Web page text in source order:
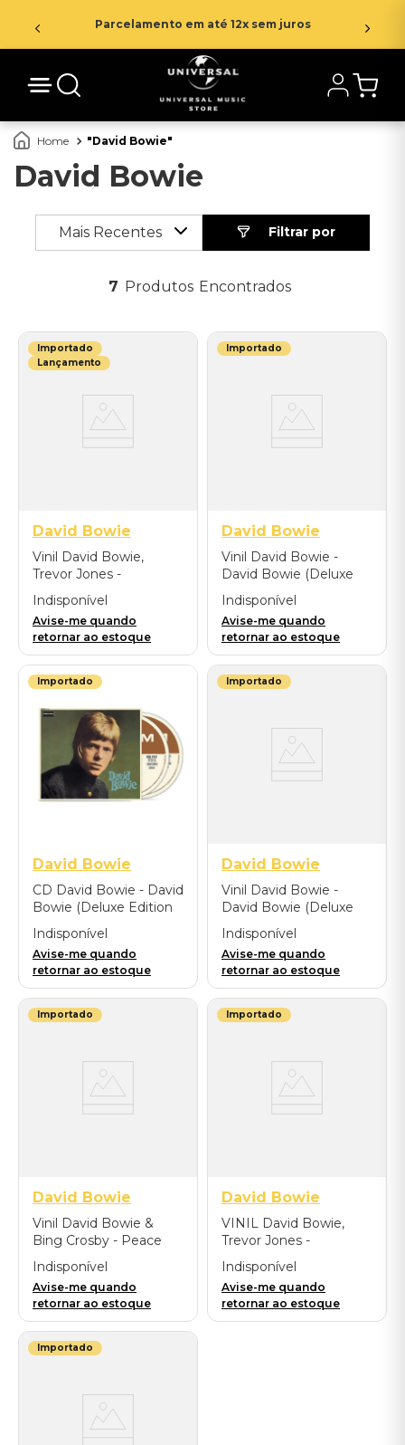
Parcelamento em até 12x sem juros
David Bowie
David Bowie
Mais Recentes
7 Produtos
Importado
Lançamento
David Bowie
Vinil David Bowie,
Trevor Jones -
Labyrinth (From The
Original Soundtrack Of
The Jim Henson Film)
Limited Crystal Edition -
Importado
Indisponível
Avise-me quando
retornar ao estoque
Importado
David Bowie
Vinil David Bowie -
David Bowie (Deluxe
Edition 2LP green) -
Importado
Indisponível
Avise-me quando
retornar ao estoque
Importado
David Bowie
CD David Bowie - David
Bowie (Deluxe Edition
2CD) - Importado
Indisponível
Avise-me quando
retornar ao estoque
Importado
David Bowie
Vinil David Bowie -
David Bowie (Deluxe
Edition 2LP/Store
Exclusive Cream/Green
Swirl) - Importado
Indisponível
Avise-me quando
retornar ao estoque
Importado
David Bowie
Vinil David Bowie &
Bing Crosby - Peace
On Earth / Little
Drummer Boy (V12 /
RSD Exclusive) -
Importado
Indisponível
Avise-me quando
retornar ao estoque
Importado
David Bowie
VINIL David Bowie,
Trevor Jones -
Labyrinth - Importado
Indisponível
Avise-me quando
retornar ao estoque
Importado